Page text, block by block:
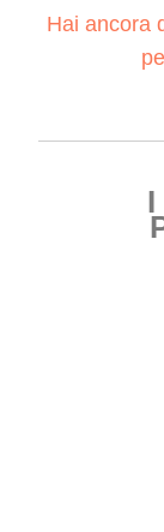
Hai ancora
I